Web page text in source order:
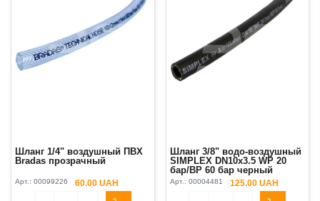
Шланг 1/4" воздушный ПВХ
Bradas прозрачный
Арт.: 00099226 60.00 UAH
Шланг 3/8" водо-воздушный
SIMPLEX DN10x3.5 WP 20
бар/BP 60 бар черный
Арт.: 00004481 125.00 UAH